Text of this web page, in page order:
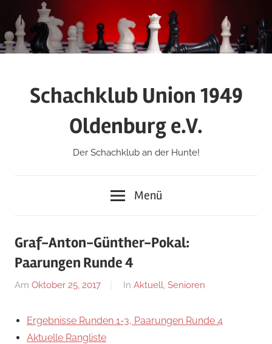
Inhalt
springen
Schachklub Union 1949
Oldenburg e.V.
Der Schachklub an der Hunte!
Menü
Graf-Anton-Günther-Pokal:
Paarungen Runde 4
Am Oktober 25, 2017
Von
Wagner
In Aktuell, Senioren
Ergebnisse Runden 1-3, Paarungen Runde 4
Aktuelle Rangliste